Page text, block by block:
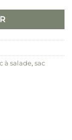
à salade, sac